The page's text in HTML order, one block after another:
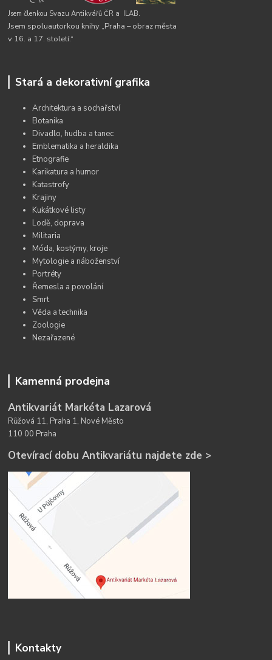
Jsem členkou Svazu Antikvářů ČR a ILAB.
Jsem spoluautorkou knihy „Praha – obraz města
v 16. a 17. století.“
Stará a dekorativní grafika
Architektura a sochařství
Botanika
Divadlo, hudba a tanec
Emblematika a heraldika
Etnografie
Karikatura a humor
Katastrofy
Krajiny
Kukátkové listy
Lodě, doprava
Militaria
Móda, kostýmy, kroje
Mytologie a náboženství
Portréty
Řemesla a povolání
Smrt
Věda a technika
Zoologie
Nezařazené
Kamenná prodejna
Antikvariát Markéta Lazarová
Růžová 11, Praha 1, Nové Město
110 00 Praha
Otevírací dobu Antikvariátu najdete zde >
Kontakty